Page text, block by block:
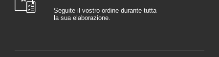
Seguite il vostro ordine durante tutta
la sua elaborazione.